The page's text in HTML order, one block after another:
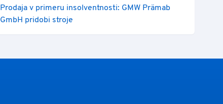
Prodaja v primeru insolventnosti: GMW Prämab
GmbH pridobi stroje